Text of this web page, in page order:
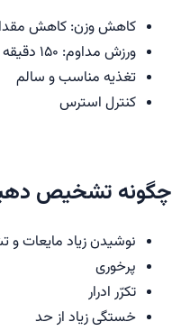
کاهش وزن: کاهش مقدار حتی کم وزن ۵ تا ۷ درصد
ورزش مداوم: ۱۵۰ دقیقه در هفته ورزش مثل راه رفتن تند، یا سی دقیقه در روز، پنج روز در هفته
تغذیه مناسب و سالم
کنترل استرس
چگونه تشخیص
نوشیدن زیاد مایعات
پرخوری
تکرّر ادرار
خستگی زیاد از حد